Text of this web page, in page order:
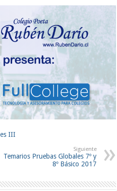
III
Siguiente
Temarios Pruebas Globales 7º y
8º Básico 2017